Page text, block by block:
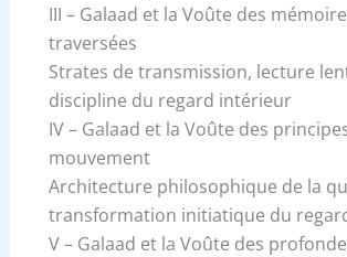
III – Galaad et la Voûte des
traversées
Strates de transmission, lecture
discipline du regard intérieur
IV – Galaad et la Voûte des
mouvement
Architecture philosophique de la
transformation initiatique du
V – Galaad et la Voûte des